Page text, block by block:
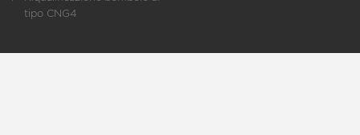
tipo CNG4